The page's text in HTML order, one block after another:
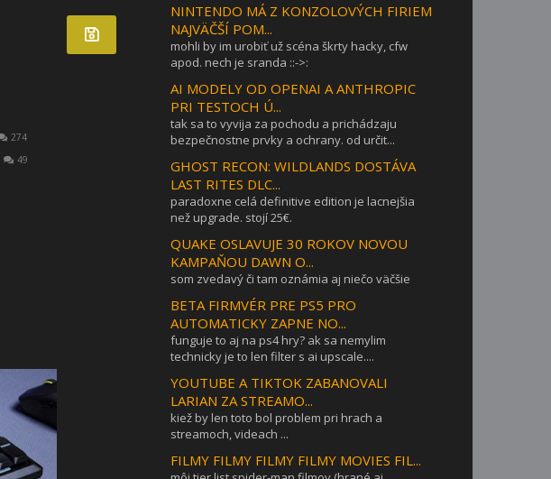
274
49
NINTENDO MÁ Z KONZOLOVÝCH FIRIEM
NAJVÄČŠÍ POM...
mohli by im urobiť už scéna škrty hacky, cfw
apod. nech je sranda ::->:
AI MODELY OD OPENAI A ANTHROPIC
PRI TESTOCH Ú...
tak sa to vyvija za pochodu a prichádzaju
bezpečnostne prvky a ochrany. od určit...
GHOST RECON: WILDLANDS DOSTÁVA
LAST RITES DLC...
paradoxne celá definitive edition je lacnejšia
než upgrade. stojí 25€.
QUAKE OSLAVUJE 30 ROKOV NOVOU
KAMPAŇOU DAWN O...
som zvedavý či tam oznámia aj niečo väčšie
BETA FIRMVÉR PRE PS5 PRO
AUTOMATICKY ZAPNE NO...
funguje to aj na ps4 hry? ak sa nemylim
technicky je to len filter s ai upscale....
YOUTUBE A TIKTOK ZABANOVALI
LARIAN ZA STREAMO...
kiež by len toto bol problem pri hrach a
streamoch, videach ...
FILMY FILMY FILMY FILMY MOVIES FIL...